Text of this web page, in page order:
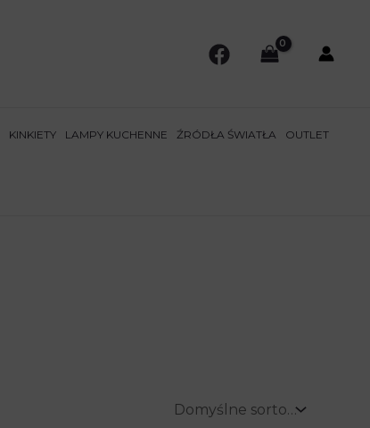
KINKIETY LAMPY KUCHENNE ŹRÓDŁA ŚWIATŁA OUTLET